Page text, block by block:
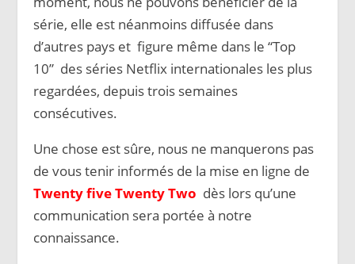
série, elle est néanmoins diffusée dans
d’autres pays et figure même dans le “Top
10” des séries Netflix internationales les plus
regardées, depuis trois semaines
consécutives.
Une chose est sûre, nous ne manquerons pas
de vous tenir informés de la mise en ligne de
Twenty five Twenty Two dès lors qu’une
communication sera portée à notre
connaissance.